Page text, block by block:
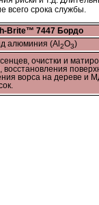
всего срока службы.
Brite™ 7447 Бордо
алюминия (Al 2O3)
очистки и
восстановления
ворса на дереве и